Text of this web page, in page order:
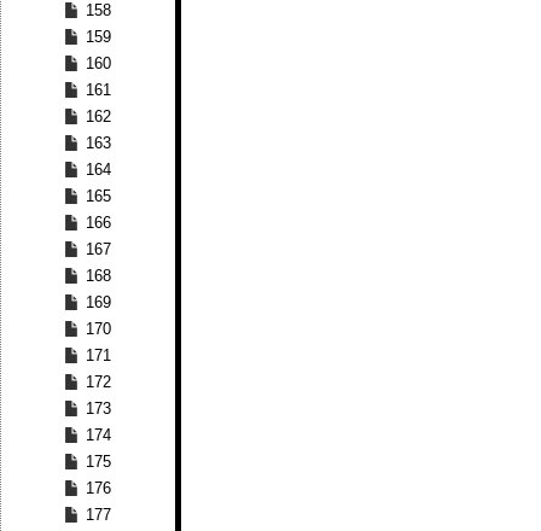
158
159
160
161
162
163
164
165
166
167
168
169
170
171
172
173
174
175
176
177